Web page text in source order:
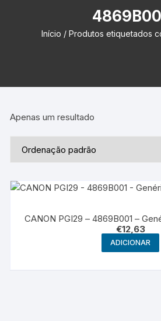
Início / Produtos etiquetados
Apenas um resultado
CANON PGI29 –
€12,63
ADICIONAR